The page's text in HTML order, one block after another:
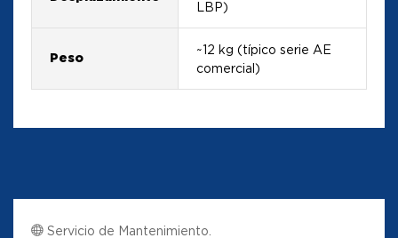
LBP)
Peso
~12 kg (típico serie AE
comercial)
Servicio de Mantenimiento.